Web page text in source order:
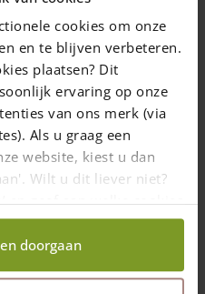
cookies om onze
en te blijven verbeteren.
plaatsen? Dit
ervaring op onze
van ons merk (via
Als u graag een
website, kiest u dan
Wilt u dit liever niet?
en geef aan welke cookies
doorgaan
€46,00
Levering in 10 werkdagen
(NL/BE)
Toevoegen aan
winkelwagen